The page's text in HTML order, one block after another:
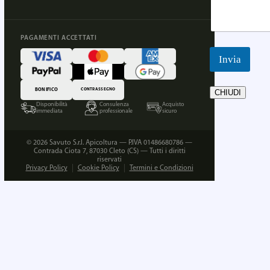
PAGAMENTI ACCETTATI
BONIFICO CONTRASSEGNO
Disponibilità
immediata
Consulenza
professionale
Acquisto
sicuro
© 2026 Savuto S.r.l. Apicoltura — P.IVA 01486680786 —
Contrada Ciota 7, 87030 Cleto (CS) — Tutti i diritti
riservati
Privacy Policy
Cookie Policy Termini e Condizioni
Invia
CHIUDI